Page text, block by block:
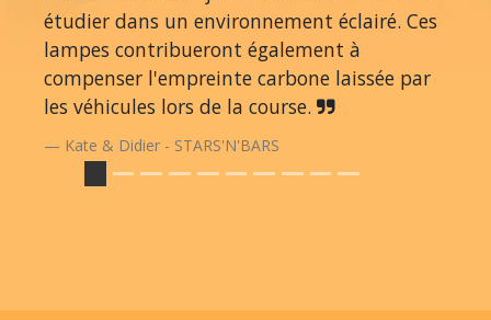
étudier dans un environnement éclairé. Ces
lampes contribueront également à
compenser l'empreinte carbone laissée par
les véhicules lors de la course.
Kate & Didier - STARS'N'BARS